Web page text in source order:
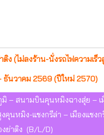
ติง (ไม่ลงร้าน-นั่งรถไฟความเ
นวาคม 2569 (ปีใหม่ 2570)
– สนามบินคุนหมิงฉางสุ่ย –
งคุนหมิง-แชงกรีล่า – เมืองแช
งย่าติง (B/L/D)